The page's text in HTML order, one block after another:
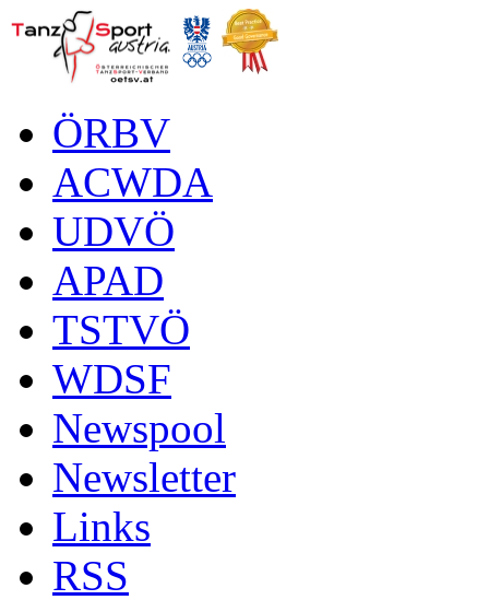
ÖRBV
ACWDA
UDVÖ
APAD
TSTVÖ
WDSF
Newspool
Newsletter
Links
RSS